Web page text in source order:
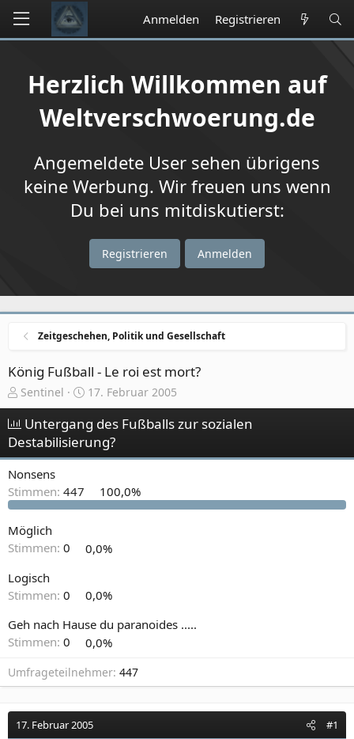
Anmelden Registrieren
Herzlich Willkommen auf
Weltverschwoerung.de
Angemeldete User sehen übrigens
keine Werbung. Wir freuen uns wenn
Du bei uns mitdiskutierst:
Registrieren Anmelden
Zeitgeschehen, Politik und Gesellschaft
König Fußball - Le roi est mort?
E
r
t
e
l
e
r
Sentinel
E
r
s
t
e
t
a
17. Februar 2005
Untergang des Fußballs zur sozialen
Destabilisierung?
Nonsens
Stimmen: 447 100,0%
Möglich
Stimmen: 0
0,0%
Logisch
Stimmen: 0
0,0%
Geh nach Hause du paranoides .....
Stimmen: 0 0,0%
Umfrageteilnehmer 447
17. Februar 2005 #1